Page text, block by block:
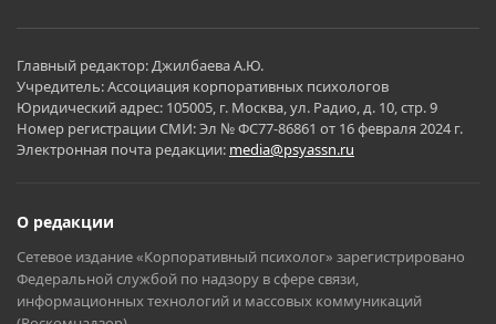
Главный редактор: Джилбаева А.Ю.
Учредитель: Ассоциация корпоративных психологов
Юридический адрес: 105005, г. Москва, ул. Радио, д. 10, стр. 9
Номер регистрации СМИ: Эл № ФС77-86861 от 16 февраля 2024 г.
Электронная почта редакции: media@psyassn.ru
О редакции
Сетевое издание «Корпоративный психолог» зарегистрировано
Федеральной службой по надзору в сфере связи,
информационных технологий и массовых коммуникаций